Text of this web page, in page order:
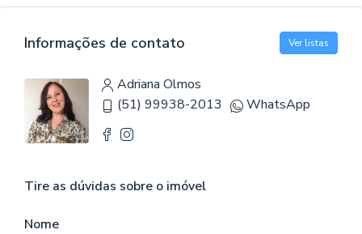
Informações de contato Ver listas
Adriana Olmos
(51) 99938-2013
WhatsApp
Tire as dúvidas sobre o imóvel
Nome